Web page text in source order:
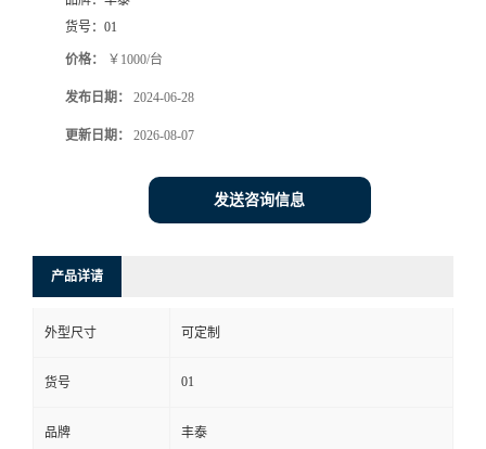
货号： 01
价格： ￥1000/台
发布日期： 2024-06-28
更新日期： 2026-08-07
发送咨询信息
产品详请
外型尺寸 可定制
货号 01
品牌 丰泰